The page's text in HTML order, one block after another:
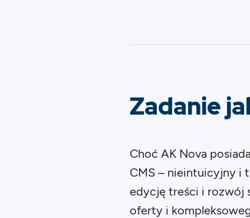
Zadanie
Choć AK Nova
CMS – nieintuicyjny i
edycję treści i rozwój
oferty i